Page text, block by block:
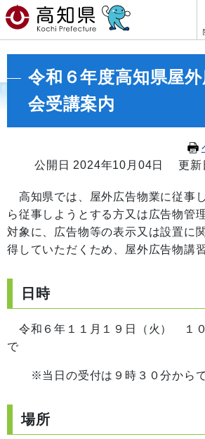
令和６年度高知県屋
会受講案内
公開日 2024年10月04日
更新
高知県では、屋外広告物業に従事
ら従事しようとする方又は広告物管
対象に、広告物等の表示又は設置に
得していただくため、屋外広告物講
日時
令和６年１１月１９日（火） １０
で
※当日の受付は９時３０分からで
場所